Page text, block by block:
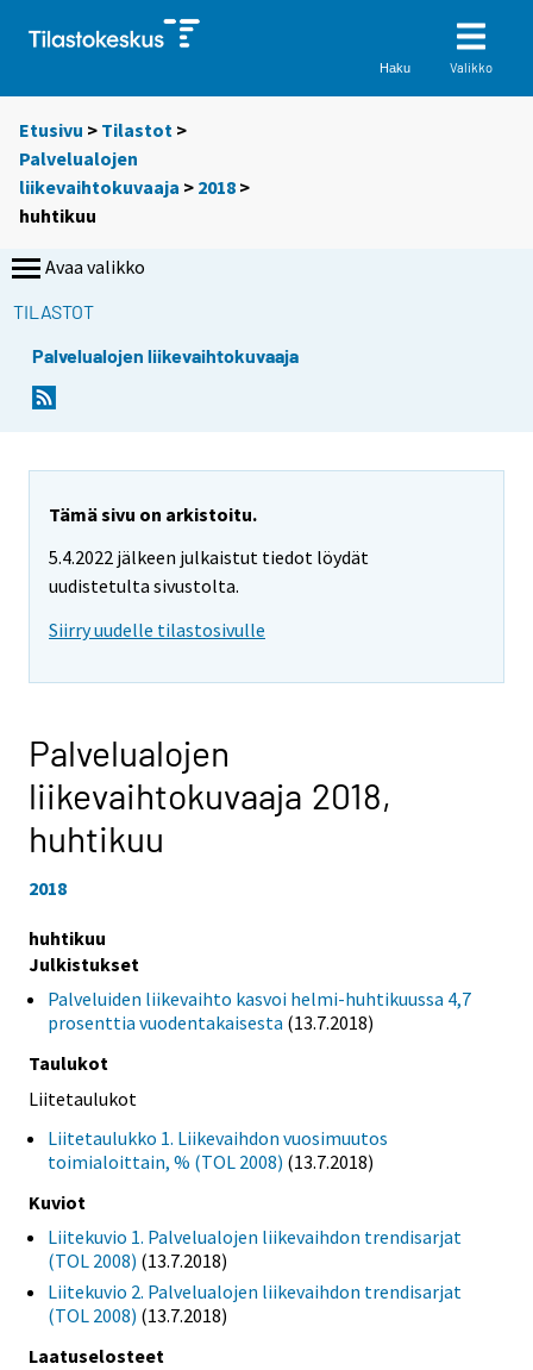
Haku Valikko
Etusivu > Tilastot >
Palvelualojen
liikevaihtokuvaaja > 2018 >
huhtikuu
Avaa valikko
TILASTOT
Palvelualojen liikevaihtokuvaaja
Tämä sivu on arkistoitu.
5.4.2022 jälkeen julkaistut tiedot löydät
uudistetulta sivustolta.
Siirry uudelle tilastosivulle
Palvelualojen
liikevaihtokuvaaja 2018,
huhtikuu
2018
huhtikuu
Julkistukset
Palveluiden liikevaihto kasvoi helmi-huhtikuussa 4,7
prosenttia vuodentakaisesta (13.7.2018)
Taulukot
Liitetaulukot
Liitetaulukko 1. Liikevaihdon vuosimuutos
toimialoittain, % (TOL 2008) (13.7.2018)
Kuviot
Liitekuvio 1. Palvelualojen liikevaihdon trendisarjat
(TOL 2008) (13.7.2018)
Liitekuvio 2. Palvelualojen liikevaihdon trendisarjat
(TOL 2008) (13.7.2018)
Laatuselosteet